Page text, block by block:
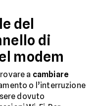
del
di
modem
a cambiare
o l’interruzione
dovuto